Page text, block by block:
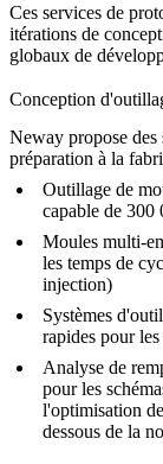
Ces services de
itérations de
globaux de
Conception
Neway propose des
préparation à la
Outillage de
capable de 300
Moules multi-
les temps de
injection)
Systèmes
rapides pour
Analyse de
pour les
l'optimisation
dessous de la